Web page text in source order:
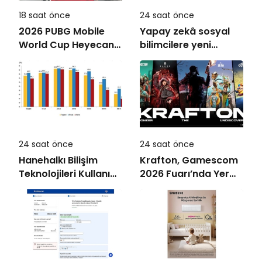
18 saat önce
2026 PUBG Mobile
World Cup Heyecanı
Paris’te Başlıyor
24 saat önce
Yapay zekâ sosyal
bilimcilere yeni
kariyer kapıları
açıyor!
24 saat önce
Hanehalkı Bilişim
Teknolojileri Kullanım
Araştırması, 2026
24 saat önce
Krafton, Gamescom
2026 Fuarı’nda Yer
Alacak Oyunlarına
Dair Yeni Ayrıntıları
Paylaştı